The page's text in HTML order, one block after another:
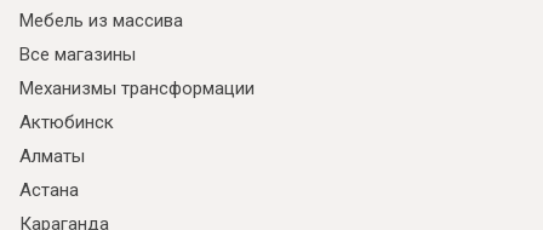
Мебель из массива
Все магазины
Механизмы трансформации
Актюбинск
Алматы
Астана
Караганда